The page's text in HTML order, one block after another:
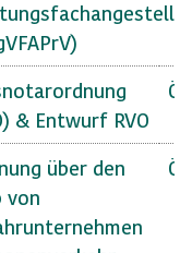
& Entwurf RVO
über den
von